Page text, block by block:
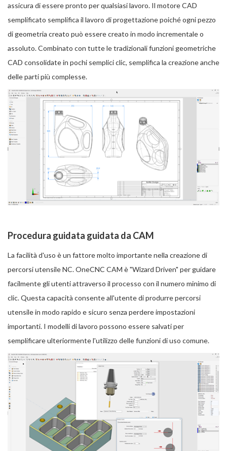
assicura di essere pronto per qualsiasi lavoro. Il motore CAD
semplificato semplifica il lavoro di progettazione poiché ogni pezzo
di geometria creato può essere creato in modo incrementale o
assoluto. Combinato con tutte le tradizionali funzioni geometriche
CAD consolidate in pochi semplici clic, semplifica la creazione anche
delle parti più complesse.
Procedura guidata guidata da CAM
La facilità d'uso è un fattore molto importante nella creazione di
percorsi utensile NC. OneCNC CAM è "Wizard Driven" per guidare
facilmente gli utenti attraverso il processo con il numero minimo di
clic. Questa capacità consente all'utente di produrre percorsi
utensile in modo rapido e sicuro senza perdere impostazioni
importanti. I modelli di lavoro possono essere salvati per
semplificare ulteriormente l'utilizzo delle funzioni di uso comune.